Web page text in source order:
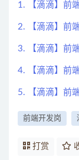
1. 【滴滴】前
2. 【滴滴】前
3. 【滴滴】前
4. 【滴滴】前
5. 【滴滴】前
前端开发岗
打赏